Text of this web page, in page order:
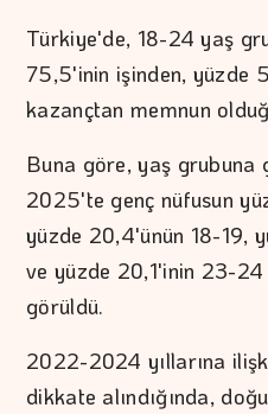
Türkiye'de, 18-24 yaş
75,5'inin işinden, yüzde
kazançtan memnun
Buna göre, yaş grubuna
2025'te genç nüfusun
yüzde 20,4'ünün 18-19,
ve yüzde 20,1'inin 23-24
görüldü.
2022-2024 yıllarına
dikkate alındığında,